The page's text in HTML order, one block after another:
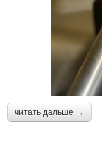
читать дальше →